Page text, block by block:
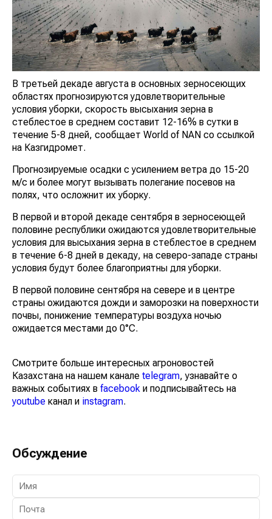
В третьей декаде августа в основных зерносеющих
областях прогнозируются удовлетворительные
условия уборки, скорость высыхания зерна в
стеблестое в среднем составит 12-16% в сутки в
течение 5-8 дней, сообщает World of NAN со ссылкой
на Казгидромет.
Прогнозируемые осадки с усилением ветра до 15-20
м/с и более могут вызывать полегание посевов на
полях, что осложнит их уборку.
В первой и второй декаде сентября в зерносеющей
половине республики ожидаются удовлетворительные
условия для высыхания зерна в стеблестое в среднем
в течение 6-8 дней в декаду, на северо-западе страны
условия будут более благоприятны для уборки.
В первой половине сентября на севере и в центре
страны ожидаются дожди и заморозки на поверхности
почвы, понижение температуры воздуха ночью
ожидается местами до 0°С.
Смотрите больше интересных агроновостей
Казахстана на нашем канале telegram, узнавайте о
важных событиях в facebook и подписывайтесь на
youtube канал и instagram.
Обсуждение